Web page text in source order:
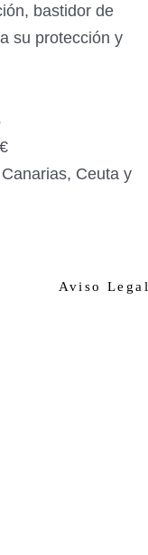
bastidor de
su protección y
Ceuta y
Aviso Legal